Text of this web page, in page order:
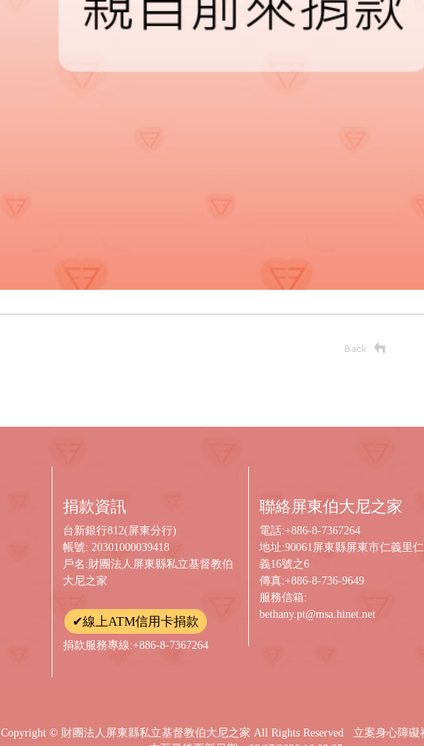
捐款資訊
台新銀行812(屏東分行)
帳號: 20301000039418
戶名:財團法人屏東縣私立基督教伯
大尼之家
✔線上ATM信用卡捐款
捐款服務專線:+886-8-7367264
聯絡屏東伯大尼之家
電話:+886-8-7367264
地址:90061屏東縣屏東市仁義里仁
義16號之6
傳真:+886-8-736-9649
服務信箱:
bethany.pt@msa.hinet.net
Copyright © 財團法人屏東縣私立基督教伯大尼之家 All Rights Reserved 立案身心障礙